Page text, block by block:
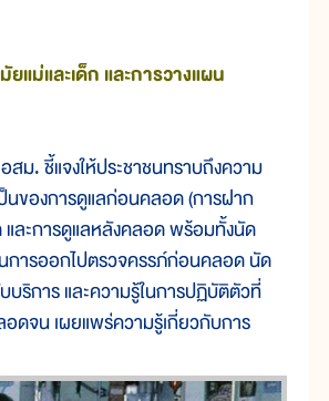
แม่และเด็ก และการวางแผน
ชี้แจงให้ประชาชนทราบถึงความ
ของการดูแลก่อนคลอด (การฝาก
และการดูแลหลังคลอด พร้อมทั้งนัด
การออกไปตรวจครรภ์ก่อนคลอด นัด
บริการ และความรู้ในการปฏิบัติตัวที่
ดจน เผยแพร่ความรู้เกี่ยวกับการ